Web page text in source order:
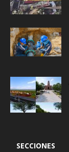
SECCIONES